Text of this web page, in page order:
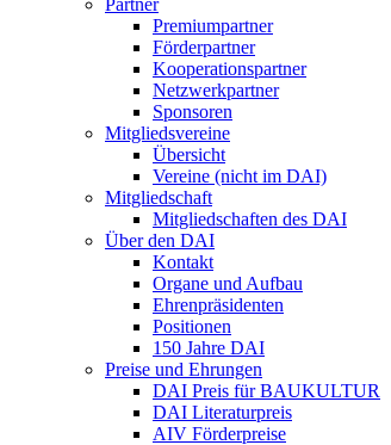
Partner
Premiumpartner
Förderpartner
Kooperationspartner
Netzwerkpartner
Sponsoren
Mitgliedsvereine
Übersicht
Vereine (nicht im DAI)
Mitgliedschaft
Mitgliedschaften des DAI
Über den DAI
Kontakt
Organe und Aufbau
Ehrenpräsidenten
Positionen
150 Jahre DAI
Preise und Ehrungen
DAI Preis für BAUKULTUR
DAI Literaturpreis
AIV Förderpreise